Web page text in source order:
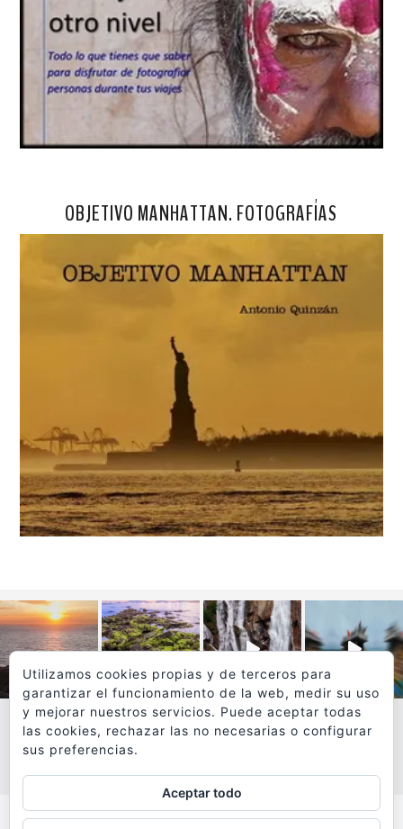
OBJETIVO MANHATTAN. FOTOGRAFÍAS
VER MÁS
Utilizamos cookies propias y de terceros para
garantizar el funcionamiento de la web, medir su uso
y mejorar nuestros servicios. Puede aceptar todas
las cookies, rechazar las no necesarias o configurar
sus preferencias.
Aceptar todo